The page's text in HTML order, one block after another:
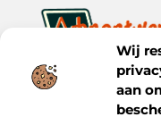
Wij
aan
Ontwerp je
Ontdek praktische